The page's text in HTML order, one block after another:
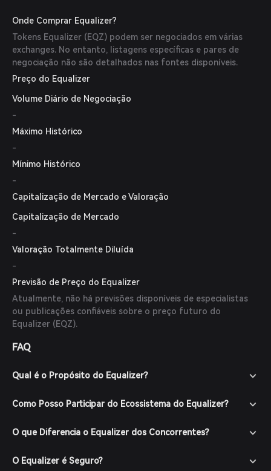
Onde Comprar Equalizer?
Tokens Equalizer (EQZ) podem ser negociados em várias
exchanges. No entanto, listagens específicas e pares de
negociação não são detalhados nas fontes disponíveis.
Preço do Equalizer
Volume Diário de Negociação
-
Máximo Histórico
-
Mínimo Histórico
-
Capitalização de Mercado e Valoração
Capitalização de Mercado
-
Valoração Totalmente Diluída
-
Previsão de Preço do Equalizer
Atualmente, não há previsões disponíveis de especialistas
ou publicações confiáveis sobre o preço futuro do
Equalizer (EQZ).
FAQ
Qual é o Propósito do Equalizer?
Como Posso Participar do Ecossistema do Equalizer?
O que Diferencia o Equalizer dos Concorrentes?
O Equalizer é Seguro?